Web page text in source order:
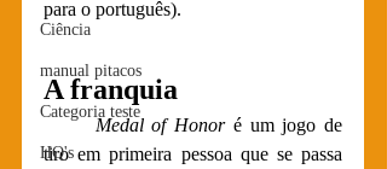
Ciência
manual pitacos
Categoria teste
HQ's
para o português).
A franquia
Medal of Honor é um jogo de
tiro em primeira pessoa que se passa